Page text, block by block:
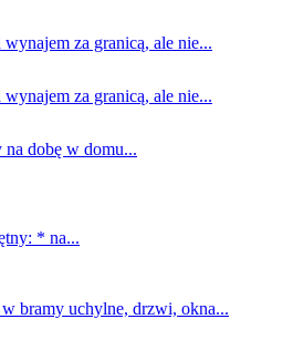
za granicą, ale nie...
za granicą, ale nie...
na dobę w domu...
* na...
bramy uchylne, drzwi, okna...